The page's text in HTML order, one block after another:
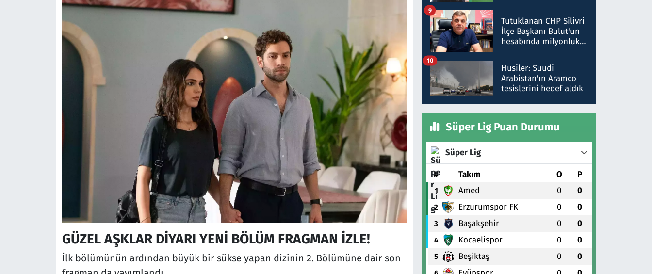
GÜZEL AŞKLAR DİYARI YENİ BÖLÜM FRAGMAN İZLE!
İlk bölümünün ardından büyük bir sükse yapan dizinin 2. Bölümüne dair son
düşürüldüğü" iddiasını
yalanladı
Tutuklanan CHP Silivri
İlçe Başkanı Bulut'un
hesabında milyonluk
talimat verdi, ben
gönderdim
9
Husiler: Suudi
Arabistan'ın Aramco
tesislerini hedef aldık
10
Süper Lig Puan Durumu
Süper Lig
# Takım O P
1 Amed 0 0
2 Erzurumspor FK 0 0
3 Başakşehir 0 0
4 Kocaelispor 0 0
5 Beşiktaş 0 0